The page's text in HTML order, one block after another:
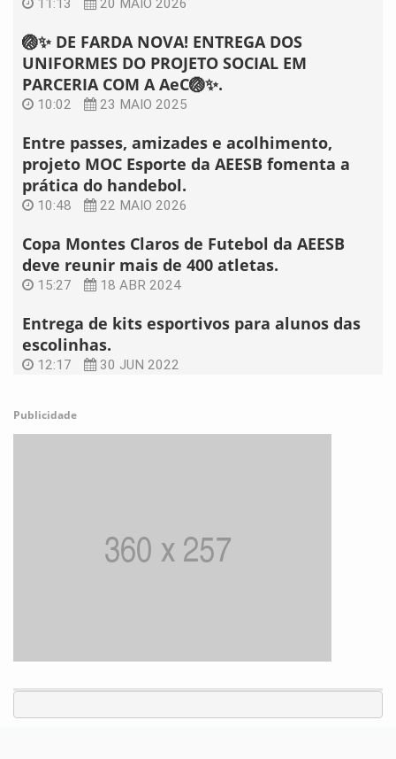
11:13 20 MAIO 2026
🏐✨ DE FARDA NOVA! ENTREGA DOS
UNIFORMES DO PROJETO SOCIAL EM
PARCERIA COM A AeC🏐✨.
10:02 23 MAIO 2025
Entre passes, amizades e acolhimento,
projeto MOC Esporte da AEESB fomenta a
prática do handebol.
10:48 22 MAIO 2026
Copa Montes Claros de Futebol da AEESB
deve reunir mais de 400 atletas.
15:27 18 ABR 2024
Entrega de kits esportivos para alunos das
escolinhas.
12:17 30 JUN 2022
Publicidade